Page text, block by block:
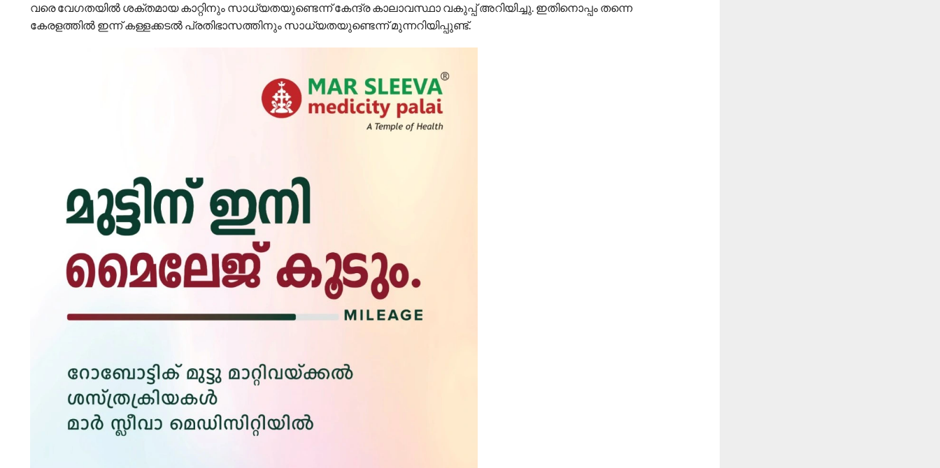
വരെ വേഗതയിൽ ശക്തമായ കാറ്റിനും സാധ്യതയുണ്ടെന്ന് കേന്ദ്ര കാലാവസ്ഥാ വകുപ്പ് അറിയിച്ചു. ഇതിനൊപ്പം തന്നെ
കേരളത്തിൽ ഇന്ന് കള്ളക്കടൽ പ്രതിഭാസത്തിനും സാധ്യതയുണ്ടെന്ന് മുന്നറിയിപ്പുണ്ട്.